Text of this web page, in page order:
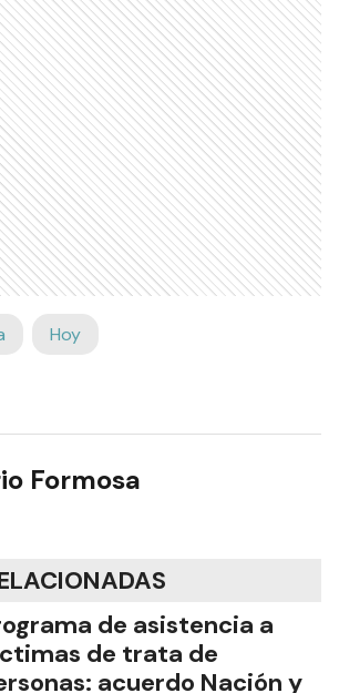
Hoy
Formosa
de asistencia a
de trata de
acuerdo Nación y